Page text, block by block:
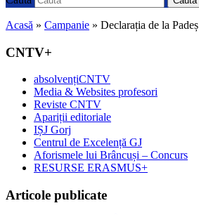
Acasă » Campanie » Declarația de la Padeș
CNTV+
absolvențiCNTV
Media & Websites profesori
Reviste CNTV
Apariții editoriale
IȘJ Gorj
Centrul de Excelență GJ
Aforismele lui Brâncuși – Concurs
RESURSE ERASMUS+
Articole publicate